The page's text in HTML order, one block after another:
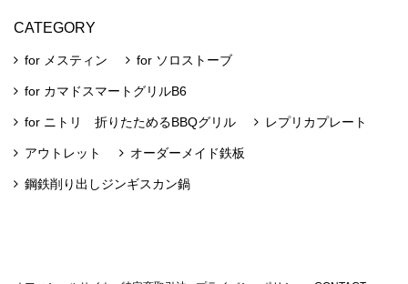
CATEGORY
for メスティン for ソロストーブ
for カマドスマートグリルB6
for ニトリ 折りたためるBBQグリル レプリカプレート
アウトレット オーダーメイド鉄板
鋼鉄削り出しジンギスカン鍋